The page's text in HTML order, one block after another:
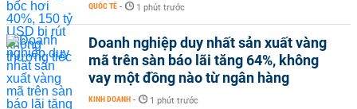
QUỐC TẾ - 1 phút trước
Doanh nghiệp duy nhất sản xuất vàng
mã trên sàn báo lãi tăng 64%, không
vay một đồng nào từ ngân hàng
KINH DOANH - 1 phút trước